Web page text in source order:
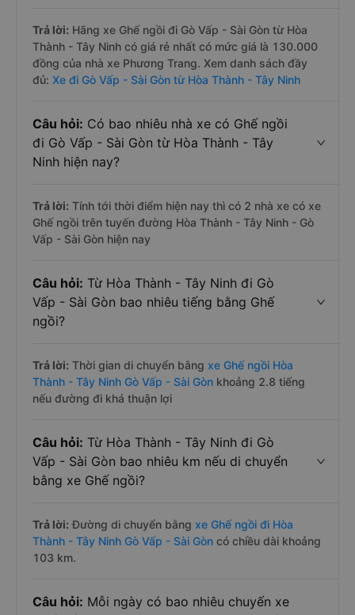
Trả lời: Hãng xe Ghế ngồi đi Gò Vấp - Sài Gòn từ Hòa
Thành - Tây Ninh có giá rẻ nhất có mức giá là 130.000
đồng của nhà xe Phương Trang. Xem danh sách đầy
đủ: Xe đi Gò Vấp - Sài Gòn từ Hòa Thành - Tây Ninh
Câu hỏi: Có bao nhiêu nhà xe có Ghế ngồi
đi Gò Vấp - Sài Gòn từ Hòa Thành - Tây
Ninh hiện nay?
Trả lời: Tính tới thời điểm hiện nay thì có 2 nhà xe có xe
Ghế ngồi trên tuyến đường Hòa Thành - Tây Ninh - Gò
Vấp - Sài Gòn hiện nay
Câu hỏi: Từ Hòa Thành - Tây Ninh đi Gò
Vấp - Sài Gòn bao nhiêu tiếng bằng Ghế
ngồi?
Trả lời: Thời gian di chuyển bằng xe Ghế ngồi Hòa
Thành - Tây Ninh Gò Vấp - Sài Gòn khoảng 2.8 tiếng
nếu đường đi khá thuận lợi
Câu hỏi: Từ Hòa Thành - Tây Ninh đi Gò
Vấp - Sài Gòn bao nhiêu km nếu di chuyển
bằng xe Ghế ngồi?
Trả lời: Đường di chuyển bằng xe Ghế ngồi đi Hòa
Thành - Tây Ninh Gò Vấp - Sài Gòn có chiều dài khoảng
103 km.
Câu hỏi: Mỗi ngày có bao nhiêu chuyến xe